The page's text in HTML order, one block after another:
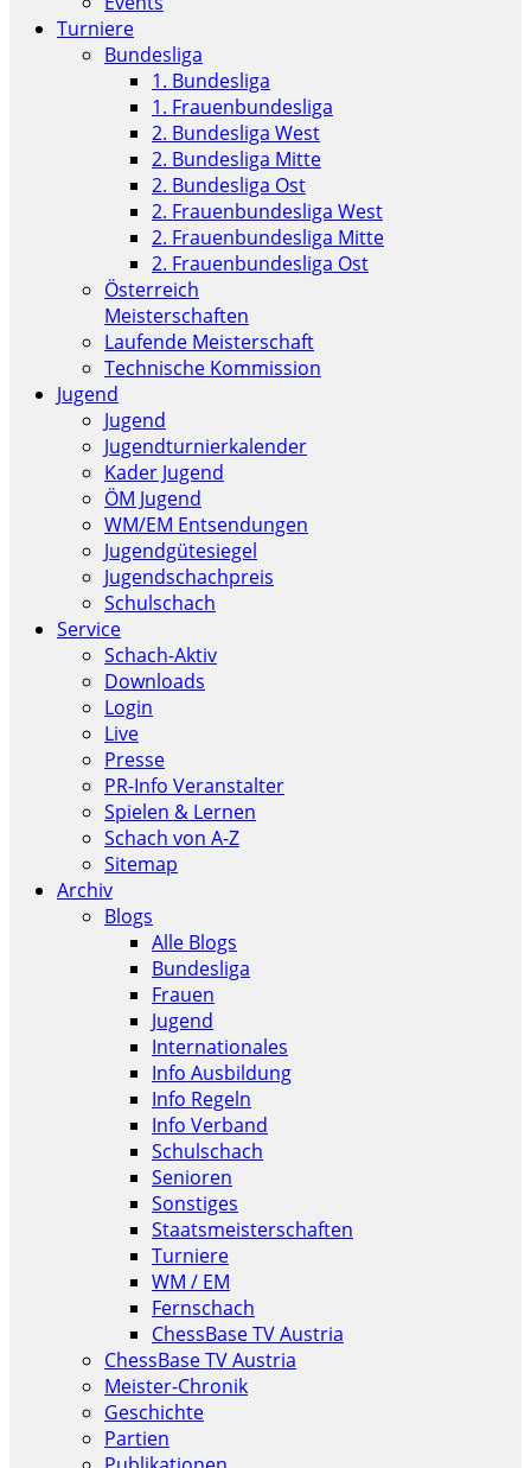
Turniere
Bundesliga
1. Bundesliga
1. Frauenbundesliga
2. Bundesliga West
2. Bundesliga Mitte
2. Bundesliga Ost
2. Frauenbundesliga West
2. Frauenbundesliga Mitte
2. Frauenbundesliga Ost
Österreich
Meisterschaften
Laufende Meisterschaft
Technische Kommission
Jugend
Jugend
Jugendturnierkalender
Kader Jugend
ÖM Jugend
WM/EM Entsendungen
Jugendgütesiegel
Jugendschachpreis
Schulschach
Service
Schach-Aktiv
Downloads
Login
Live
Presse
PR-Info Veranstalter
Spielen & Lernen
Schach von A-Z
Sitemap
Archiv
Blogs
Alle Blogs
Bundesliga
Frauen
Jugend
Internationales
Info Ausbildung
Info Regeln
Info Verband
Schulschach
Senioren
Sonstiges
Staatsmeisterschaften
Turniere
WM / EM
Fernschach
ChessBase TV Austria
ChessBase TV Austria
Meister-Chronik
Geschichte
Partien